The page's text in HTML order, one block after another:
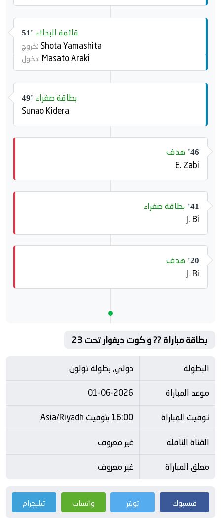
51' قائمة البدلاء
خروج: Shota Yamashita
دخول: Masato Araki
49' بطاقة صفراء
Sunao Kidera
46' هدف
E. Zabi
41' بطاقة صفراء
J. Bi
20' هدف
J. Bi
بطاقة مباراة ?? و كوت ديفوار تحت 23
البطولة
دولي, بطولة تولون
موعد المباراة
01-06-2026
توقيت المباراة
16:00 بتوقيت Asia/Riyadh
القناة الناقله
غير معروف
معلق المباراة
غير معروف
فيسبوك تويتر واتساب تيليجرام